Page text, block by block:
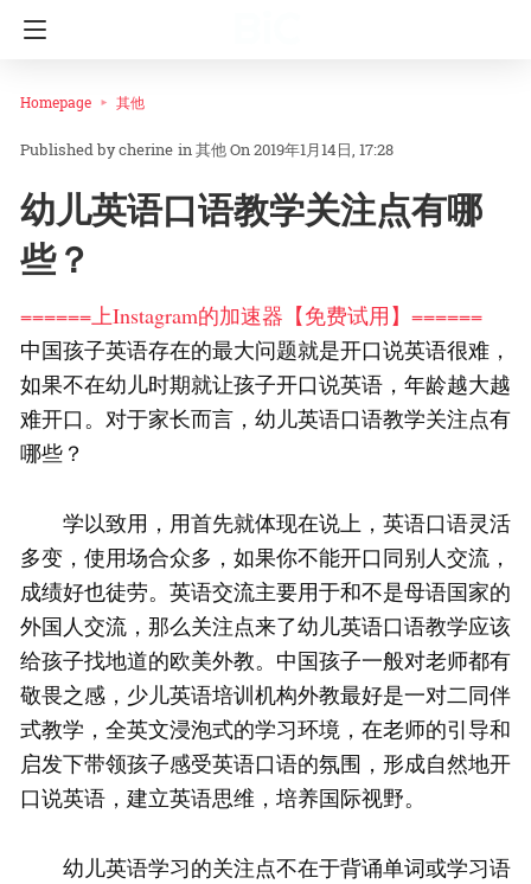
Homepage 其他
cherine in其他On 2019年1月14日, 17:28
幼儿英语口语教学关注点有哪
些？
======上Instagram的加速器【免费试用】======
中国孩子英语存在的最大问题就是开口说英语很难，
如果不在幼儿时期就让孩子开口说英语，年龄越大越
难开口。对于家长而言，幼儿英语口语教学关注点有
哪些？
学以致用，用首先就体现在说上，英语口语灵活
多变，使用场合众多，如果你不能开口同别人交流，
成绩好也徒劳。英语交流主要用于和不是母语国家的
外国人交流，那么关注点来了幼儿英语口语教学应该
给孩子找地道的欧美外教。中国孩子一般对老师都有
敬畏之感，少儿英语培训机构外教最好是一对二同伴
式教学，全英文浸泡式的学习环境，在老师的引导和
启发下带领孩子感受英语口语的氛围，形成自然地开
口说英语，建立英语思维，培养国际视野。
幼儿英语学习的关注点不在于背诵单词或学习语